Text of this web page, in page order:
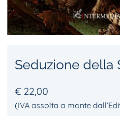
Seduzione della
€ 22,00
(IVA assolta a monte